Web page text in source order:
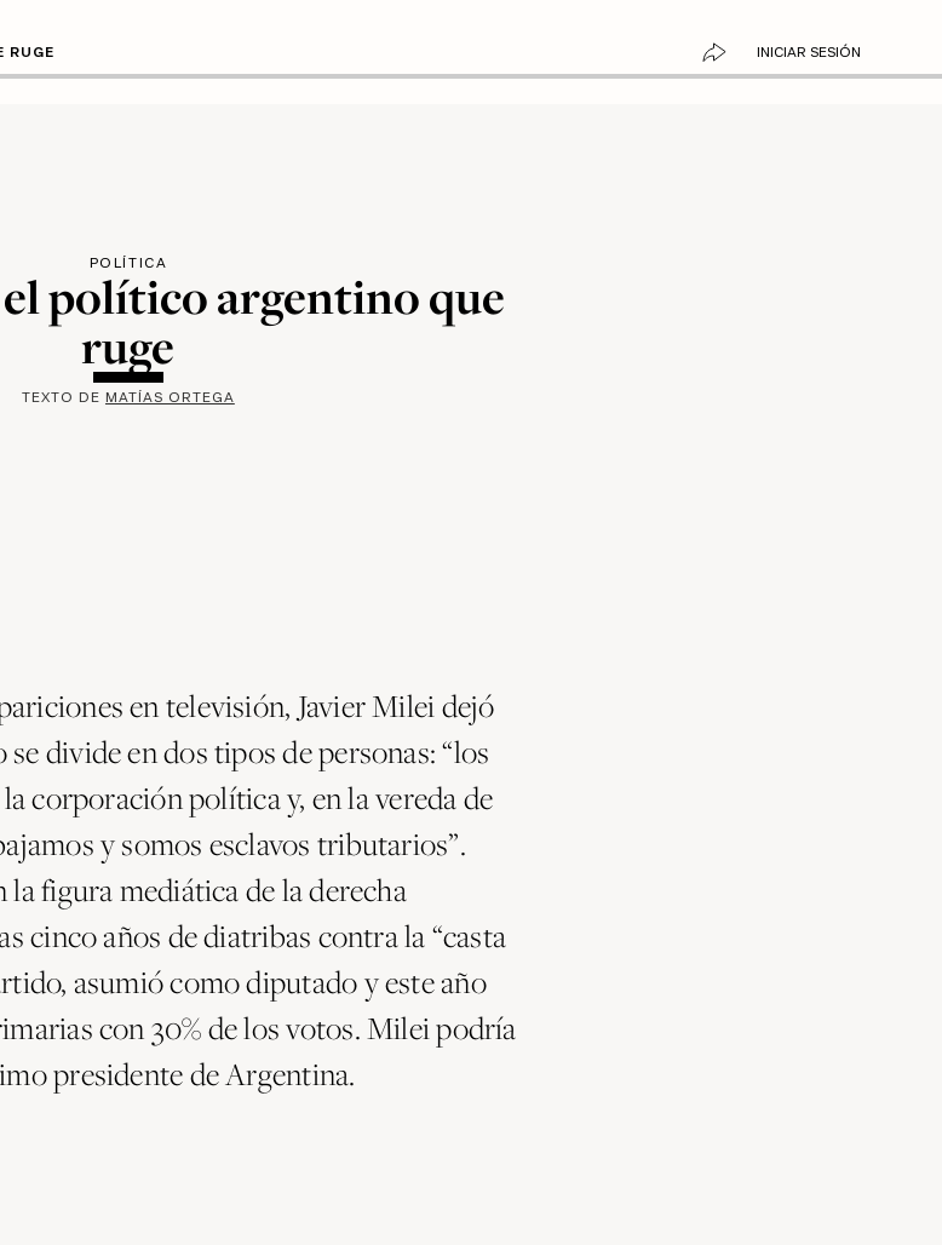
RUGE INICIAR SESIÓN
POLÍTICA
político argentino que
ruge
TEXTO DE MATÍAS ORTEGA
en televisión, Javier Milei dejó
divide en dos tipos de personas: “los
corporación política y, en la vereda de
y somos esclavos tributarios”.
figura mediática de la derecha
cinco años de diatribas contra la “casta
asumió como diputado y este año
con 30% de los votos. Milei podría
presidente de Argentina.